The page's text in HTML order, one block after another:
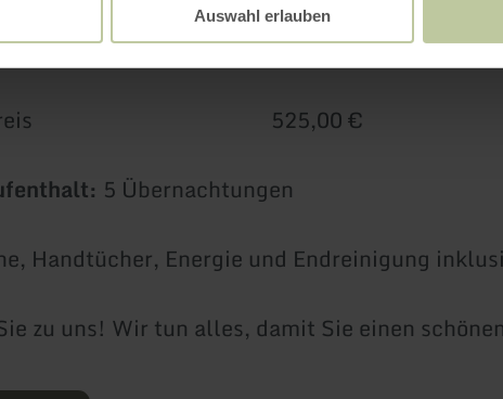
Auswahl erlauben
75,00 €
525,00 €
5 Übernachtungen
Handtücher, Energie und Endreinigung
zu uns! Wir tun alles, damit Sie einen